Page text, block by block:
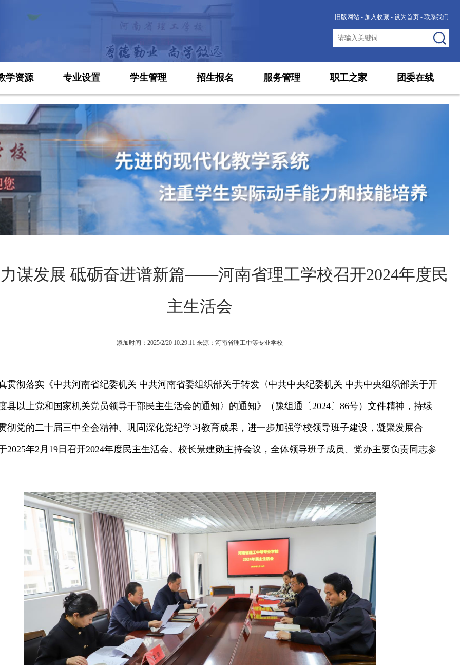
旧版网站 - 加入收藏 - 设为首页 - 联系我们
学资源 专业设置 学生管理 招生报名 服务管理 职工之家 团委在线
谋发展 砥砺奋进谱新篇——河南省理工学校召开2024年度民
主生活会
添加时间：2025/2/20 10:29:11 来源：河南省理工中等专业学校
贯彻落实《中共河南省纪委机关 中共河南省委组织部关于转发〈中共中央纪委机关 中共中央组织部关于开
县以上党和国家机关党员领导干部民主生活会的通知〉的通知》（豫组通〔2024〕86号）文件精神，持续
彻党的二十届三中全会精神、巩固深化党纪学习教育成果，进一步加强学校领导班子建设，凝聚发展合
2025年2月19日召开2024年度民主生活会。校长景建勋主持会议，全体领导班子成员、党办主要负责同志参